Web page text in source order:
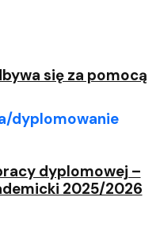
się za pomocą
dyplomowanie
dyplomowej –
2025/2026